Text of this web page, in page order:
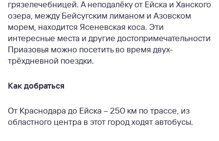
грязелечебницей. А неподалёку от Ейска и Ханского
озера, между Бейсугским лиманом и Азовском
морем, находится Ясеневская коса. Эти
интересные места и другие достопримечательности
Приазовья можно посетить во время двух-
трёхдневной поездки.
Как добраться
От Краснодара до Ейска – 250 км по трассе, из
областного центра в этот город ходят автобусы.